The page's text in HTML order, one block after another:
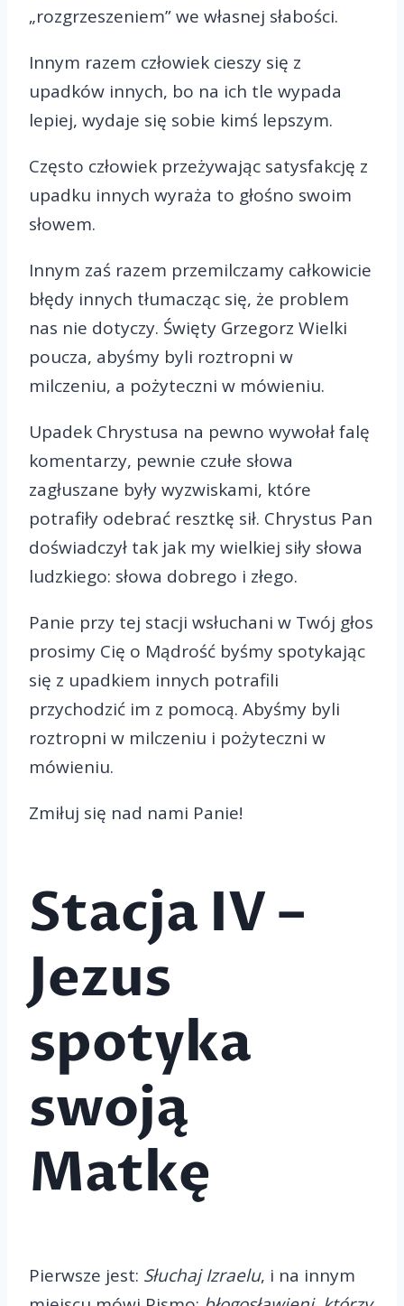
„rozgrzeszeniem” we własnej słabości.
Innym razem człowiek cieszy się z
upadków innych, bo na ich tle wypada
lepiej, wydaje się sobie kimś lepszym.
Często człowiek przeżywając satysfakcję z
upadku innych wyraża to głośno swoim
słowem.
Innym zaś razem przemilczamy całkowicie
błędy innych tłumacząc się, że problem
nas nie dotyczy. Święty Grzegorz Wielki
poucza, abyśmy byli roztropni w
milczeniu, a pożyteczni w mówieniu.
Upadek Chrystusa na pewno wywołał falę
komentarzy, pewnie czułe słowa
zagłuszane były wyzwiskami, które
potrafiły odebrać resztkę sił. Chrystus Pan
doświadczył tak jak my wielkiej siły słowa
ludzkiego: słowa dobrego i złego.
Panie przy tej stacji wsłuchani w Twój głos
prosimy Cię o Mądrość byśmy spotykając
się z upadkiem innych potrafili
przychodzić im z pomocą. Abyśmy byli
roztropni w milczeniu i pożyteczni w
mówieniu.
Zmiłuj się nad nami Panie!
Stacja IV –
Jezus
spotyka
swoją
Matkę
Pierwsze jest: Słuchaj Izraelu, i na innym